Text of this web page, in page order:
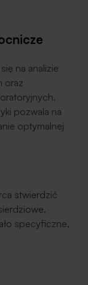
na analizie
oraz
pozwala na
optymalnej
stwierdzić
specyficzne,